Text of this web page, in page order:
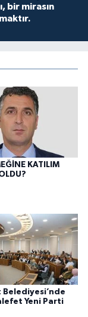
bir mirasın
KATILIM
Yeni Parti